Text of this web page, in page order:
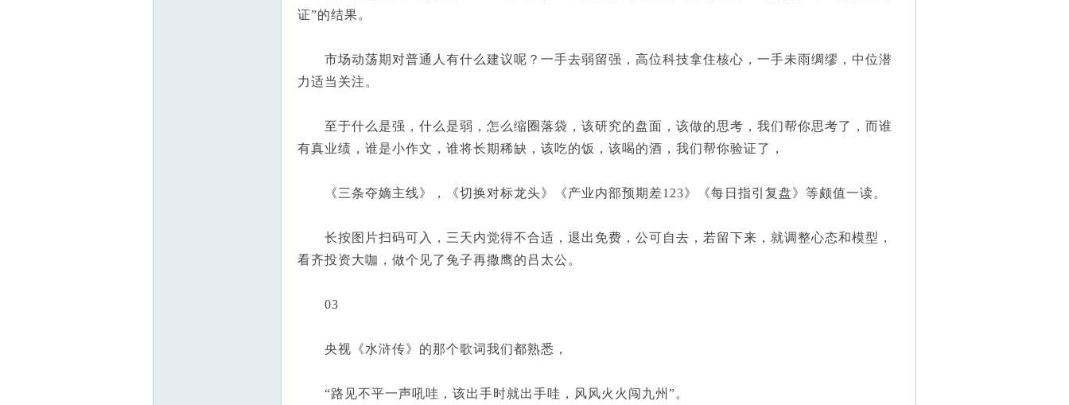
证”的结果。
市场动荡期对普通人有什么建议呢？一手去弱留强，高位科技拿住核心，一手未雨绸缪，中位潜
力适当关注。
至于什么是强，什么是弱，怎么缩圈落袋，该研究的盘面，该做的思考，我们帮你思考了，而谁
有真业绩，谁是小作文，谁将长期稀缺，该吃的饭，该喝的酒，我们帮你验证了，
《三条夺嫡主线》，《切换对标龙头》《产业内部预期差123》《每日指引复盘》等颇值一读。
长按图片扫码可入，三天内觉得不合适，退出免费，公可自去，若留下来，就调整心态和模型，
看齐投资大咖，做个见了兔子再撒鹰的吕太公。
03
央视《水浒传》的那个歌词我们都熟悉，
“路见不平一声吼哇，该出手时就出手哇，风风火火闯九州”。